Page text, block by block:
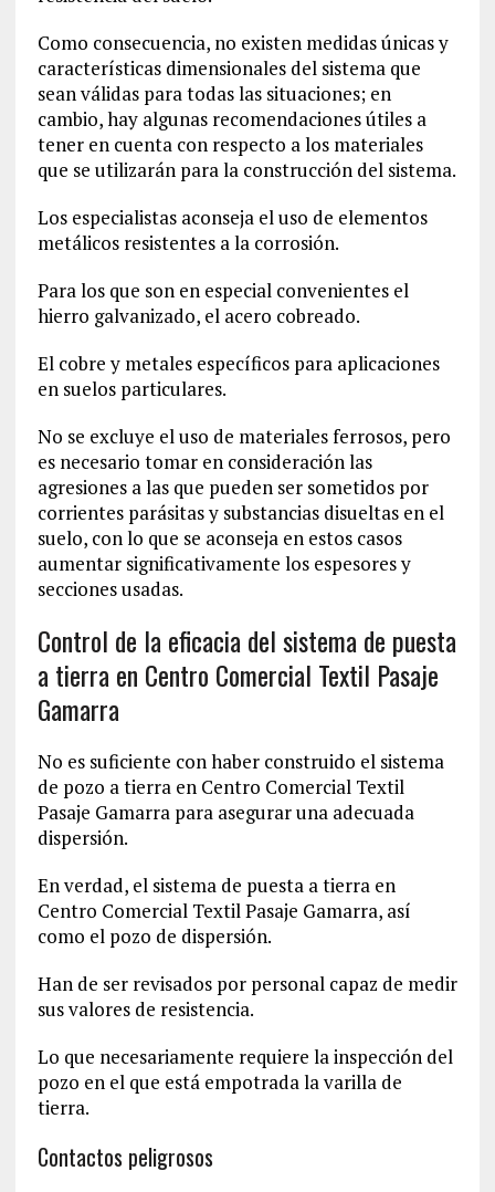
Como consecuencia, no existen medidas únicas y
características dimensionales del sistema que
sean válidas para todas las situaciones; en
cambio, hay algunas recomendaciones útiles a
tener en cuenta con respecto a los materiales
que se utilizarán para la construcción del sistema.
Los especialistas aconseja el uso de elementos
metálicos resistentes a la corrosión.
Para los que son en especial convenientes el
hierro galvanizado, el acero cobreado.
El cobre y metales específicos para aplicaciones
en suelos particulares.
No se excluye el uso de materiales ferrosos, pero
es necesario tomar en consideración las
agresiones a las que pueden ser sometidos por
corrientes parásitas y substancias disueltas en el
suelo, con lo que se aconseja en estos casos
aumentar significativamente los espesores y
secciones usadas.
Control de la eficacia del sistema de puesta
a tierra en Centro Comercial Textil Pasaje
Gamarra
No es suficiente con haber construido el sistema
de pozo a tierra en Centro Comercial Textil
Pasaje Gamarra para asegurar una adecuada
dispersión.
En verdad, el sistema de puesta a tierra en
Centro Comercial Textil Pasaje Gamarra, así
como el pozo de dispersión.
Han de ser revisados por personal capaz de medir
sus valores de resistencia.
Lo que necesariamente requiere la inspección del
pozo en el que está empotrada la varilla de
tierra.
Contactos peligrosos